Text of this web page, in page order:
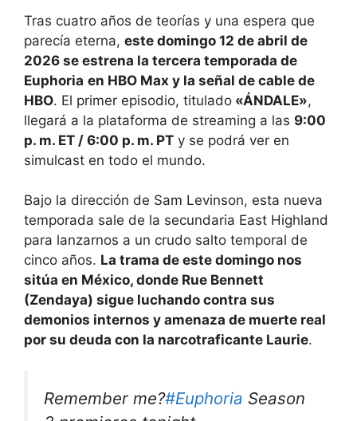
Tras cuatro años de teorías y una espera que
parecía eterna, este domingo 12 de abril de
2026 se estrena la tercera temporada de
Euphoria en HBO Max y la señal de cable de
HBO. El primer episodio, titulado «ÁNDALE»,
llegará a la plataforma de streaming a las 9:00
p. m. ET / 6:00 p. m. PT y se podrá ver en
simulcast en todo el mundo.
Bajo la dirección de Sam Levinson, esta nueva
temporada sale de la secundaria East Highland
para lanzarnos a un crudo salto temporal de
cinco años. La trama de este domingo nos
sitúa en México, donde Rue Bennett
(Zendaya) sigue luchando contra sus
demonios internos y amenaza de muerte real
por su deuda con la narcotraficante Laurie.
Remember me?#Euphoria Season